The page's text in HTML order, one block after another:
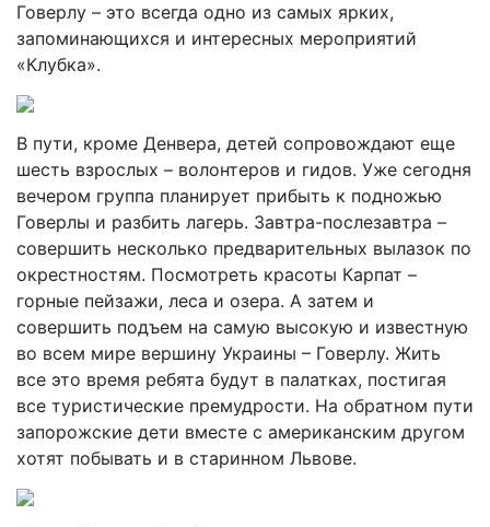
Говерлу – это всегда одно из самых ярких,
запоминающихся и интересных мероприятий
«Клубка».
В пути, кроме Денвера, детей сопровождают еще
шесть взрослых – волонтеров и гидов. Уже сегодня
вечером группа планирует прибыть к подножью
Говерлы и разбить лагерь. Завтра-послезавтра –
совершить несколько предварительных вылазок по
окрестностям. Посмотреть красоты Карпат –
горные пейзажи, леса и озера. А затем и
совершить подъем на самую высокую и известную
во всем мире вершину Украины – Говерлу. Жить
все это время ребята будут в палатках, постигая
все туристические премудрости. На обратном пути
запорожские дети вместе с американским другом
хотят побывать и в старинном Львове.